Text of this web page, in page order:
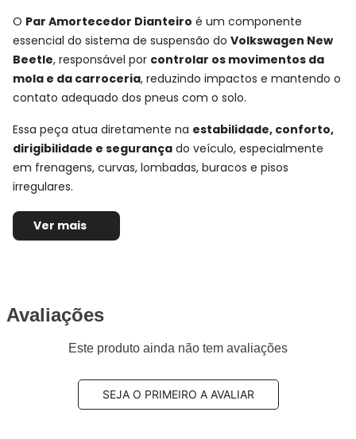
O Par Amortecedor Dianteiro é um componente
essencial do sistema de suspensão do Volkswagen New
Beetle, responsável por controlar os movimentos da
mola e da carroceria, reduzindo impactos e mantendo o
contato adequado dos pneus com o solo.
Essa peça atua diretamente na estabilidade, conforto,
dirigibilidade e segurança do veículo, especialmente
em frenagens, curvas, lombadas, buracos e pisos
irregulares.
No eixo dianteiro, o amortecedor tem papel ainda mais
importante no comportamento do carro, pois ajuda a
Ficha Técnica e Especificações:
Par Amortecedor Dianteiro
Bilstein
Montadora:Volkswagen
Ver mais
Avaliações
Este produto ainda não tem avaliações
SEJA O PRIMEIRO A AVALIAR